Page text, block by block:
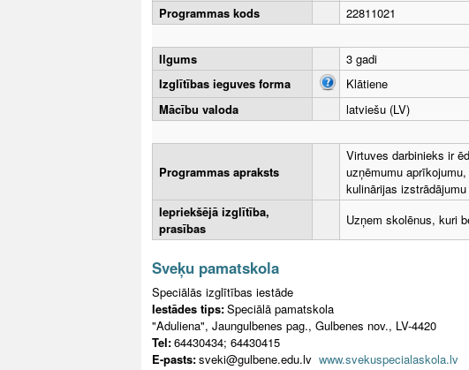
Programmas kods
22811021
Ilgums
3 gadi
Izglītības ieguves forma
Klātiene
Mācību valoda
latviešu (LV)
Programmas apraksts
Virtuves darbinieks ir
uzņēmumu
kulinārijas
Iepriekšējā izglītība,
prasības
Uzņem skolēnus, kuri
Sveķu pamatskola
Speciālās izglītības iestāde
Iestādes tips:Speciālā pamatskola
"Aduliena", Jaungulbenes pag., Gulbenes nov., LV-4420
Tel:64430434; 64430415
E-pasts:sveki@gulbene.edu.lv www.svekuspecialaskola.lv